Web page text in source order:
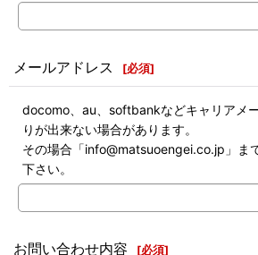
メールアドレス [必須]
docomo、au、softbankなどキャリアメ
りが出来ない場合があります。
その場合「info@matsuoengei.co.jp」ま
下さい。
お問い合わせ内容 [必須]